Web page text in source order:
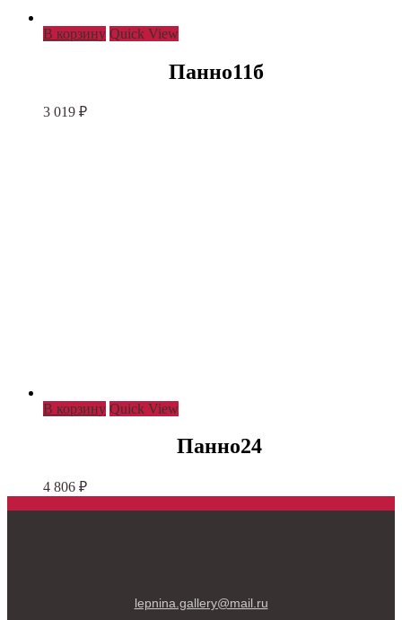
В корзину Quick View
Панно11б
3 019 ₽
В корзину Quick View
Панно24
4 806 ₽
lepnina.gallery@mail.ru